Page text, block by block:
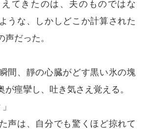
てきたのは、夫のものではな
うな、しかしどこか計算された
だった。
間、靜の心臓がどす黒い氷の塊
が痙攣し、吐き気さえ覚える。
声は、自分でも驚くほど掠れて